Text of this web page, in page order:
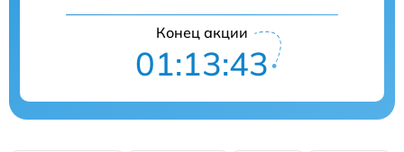
Конец акции
01:13:41